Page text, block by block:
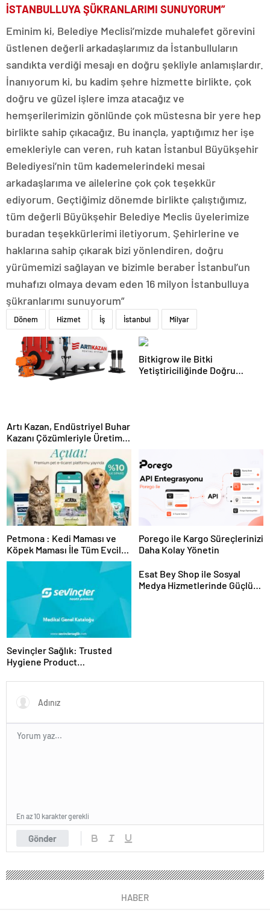
İSTANBULLUYA ŞÜKRANLARIMI SUNUYORUM”
Eminim ki, Belediye Meclisi’mizde muhalefet görevini
üstlenen değerli arkadaşlarımız da İstanbulluların
sandıkta verdiği mesajı en doğru şekliyle anlamışlardır.
İnanıyorum ki, bu kadim şehre hizmette birlikte, çok
doğru ve güzel işlere imza atacağız ve
hemşerilerimizin gönlünde çok müstesna bir yere hep
birlikte sahip çıkacağız. Bu inançla, yaptığımız her işe
emekleriyle can veren, ruh katan İstanbul Büyükşehir
Belediyesi’nin tüm kademelerindeki mesai
arkadaşlarıma ve ailelerine çok çok teşekkür
ediyorum. Geçtiğimiz dönemde birlikte çalıştığımız,
tüm değerli Büyükşehir Belediye Meclis üyelerimize
buradan teşekkürlerimi iletiyorum. Şehirlerine ve
haklarına sahip çıkarak bizi yönlendiren, doğru
yürümemizi sağlayan ve bizimle beraber İstanbul’un
muhafızı olmaya devam eden 16 milyon İstanbulluya
şükranlarımı sunuyorum”
Dönem Hizmet İş İstanbul Milyar
Artı Kazan, Endüstriyel Buhar
Kazanı Çözümleriyle Üretim
Tesislerine Verimli Sistemler
Sunuyor
Bitkigrow ile Bitki
Yetiştiriciliğinde Doğru
Petmona : Kedi Maması ve
Köpek Maması İle Tüm Evcil
Hayvan Ürünleri
Porego ile Kargo Süreçlerinizi
Daha Kolay Yönetin
Sevinçler Sağlık: Trusted
Hygiene Product
Esat Bey Shop ile Sosyal
Medya Hizmetlerinde Güçlü
Gönder
En az 10 karakter gerekli
HABER